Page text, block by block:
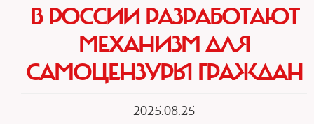
В РОССИИ РАЗРАБОТАЮТ
МЕХАНИЗМ ДЛЯ
САМОЦЕНЗУРЫ ГРАЖДАН
2025.08.25